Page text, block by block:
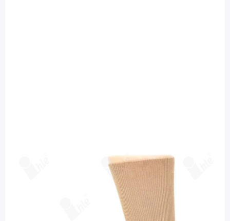
Ihle Diabetikersocke beige Gr. 35-38 -